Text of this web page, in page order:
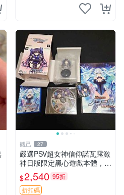
觀己 27
嚴選PSV超女神信仰諾瓦露激
神日版限定黑心遊戲本體，附
首發特典 信仰女神、PSV、
諾瓦露
$2,540 95折
折扣碼